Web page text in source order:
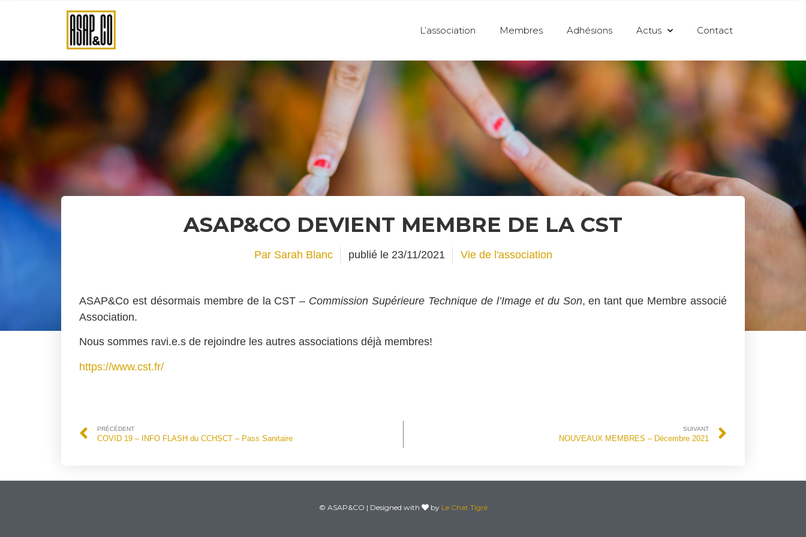
L’association Membres Adhésions Actus Contact
ASAP&CO DEVIENT MEMBRE DE LA CST
Par Sarah Blanc publié le 23/11/2021 Vie de l'association
ASAP&Co est désormais membre de la CST – Commission Supérieure Technique de l’Image et du Son, en tant que Membre associé
Association.
Nous sommes ravi.e.s de rejoindre les autres associations déjà membres!
https://www.cst.fr/
PRÉCÉDENT
COVID 19 – INFO FLASH du CCHSCT – Pass Sanitaire
SUIVANT
NOUVEAUX MEMBRES – Décembre 2021
© ASAP&CO | Designed with by Le Chat Tigré